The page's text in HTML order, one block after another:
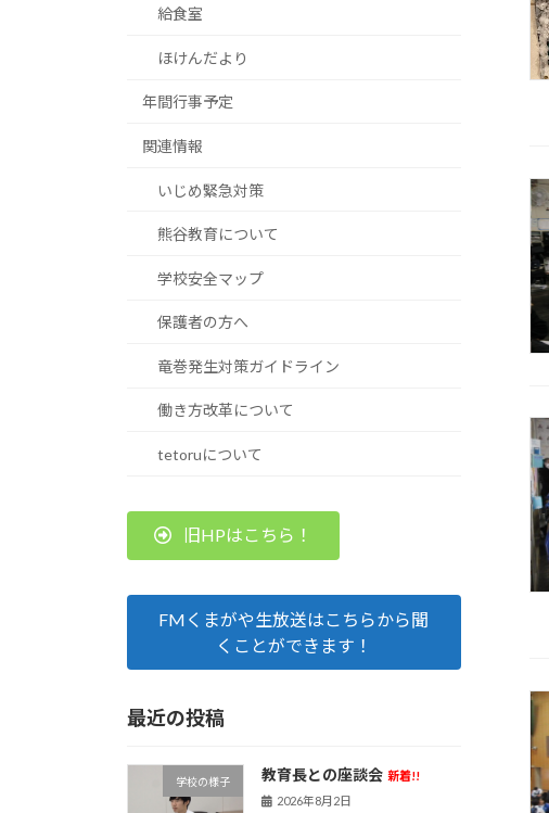
給食室
ほけんだより
年間行事予定
関連情報
いじめ緊急対策
熊谷教育について
学校安全マップ
保護者の方へ
竜巻発生対策ガイドライン
働き方改革について
tetoruについて
旧HPはこちら！
FMくまがや生放送はこちらから聞
くことができます！
最近の投稿
学校の様子 教育長との座談会 新着!!
2026年8月2日